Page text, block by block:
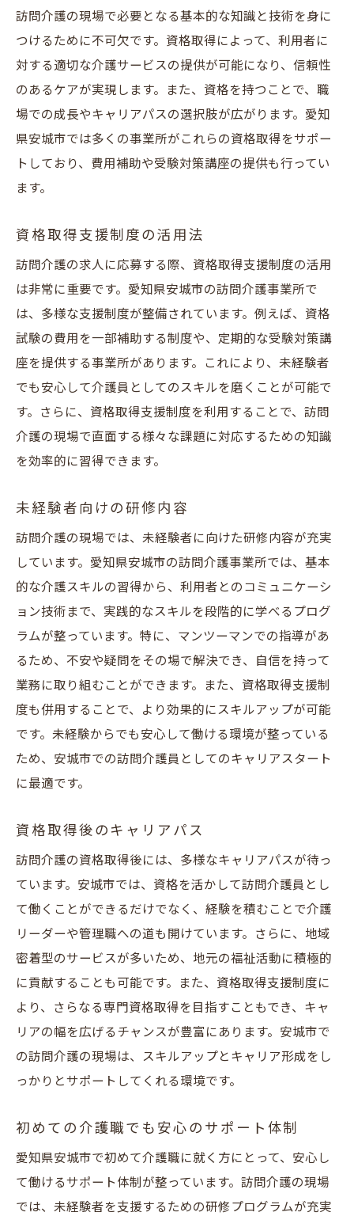
訪問介護の現場で必要となる基本的な知識と技術を身に
つけるために不可欠です。資格取得によって、利用者に
対する適切な介護サービスの提供が可能になり、信頼性
のあるケアが実現します。また、資格を持つことで、職
場での成長やキャリアパスの選択肢が広がります。愛知
県安城市では多くの事業所がこれらの資格取得をサポー
トしており、費用補助や受験対策講座の提供も行ってい
ます。
資格取得支援制度の活用法
訪問介護の求人に応募する際、資格取得支援制度の活用
は非常に重要です。愛知県安城市の訪問介護事業所で
は、多様な支援制度が整備されています。例えば、資格
試験の費用を一部補助する制度や、定期的な受験対策講
座を提供する事業所があります。これにより、未経験者
でも安心して介護員としてのスキルを磨くことが可能で
す。さらに、資格取得支援制度を利用することで、訪問
介護の現場で直面する様々な課題に対応するための知識
を効率的に習得できます。
未経験者向けの研修内容
訪問介護の現場では、未経験者に向けた研修内容が充実
しています。愛知県安城市の訪問介護事業所では、基本
的な介護スキルの習得から、利用者とのコミュニケーシ
ョン技術まで、実践的なスキルを段階的に学べるプログ
ラムが整っています。特に、マンツーマンでの指導があ
るため、不安や疑問をその場で解決でき、自信を持って
業務に取り組むことができます。また、資格取得支援制
度も併用することで、より効果的にスキルアップが可能
です。未経験からでも安心して働ける環境が整っている
ため、安城市での訪問介護員としてのキャリアスタート
に最適です。
資格取得後のキャリアパス
訪問介護の資格取得後には、多様なキャリアパスが待っ
ています。安城市では、資格を活かして訪問介護員とし
て働くことができるだけでなく、経験を積むことで介護
リーダーや管理職への道も開けています。さらに、地域
密着型のサービスが多いため、地元の福祉活動に積極的
に貢献することも可能です。また、資格取得支援制度に
より、さらなる専門資格取得を目指すこともでき、キャ
リアの幅を広げるチャンスが豊富にあります。安城市で
の訪問介護の現場は、スキルアップとキャリア形成をし
っかりとサポートしてくれる環境です。
初めての介護職でも安心のサポート体制
愛知県安城市で初めて介護職に就く方にとって、安心し
て働けるサポート体制が整っています。訪問介護の現場
では、未経験者を支援するための研修プログラムが充実